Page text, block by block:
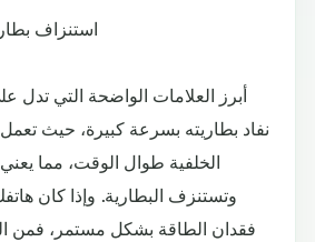
2- استنزاف
أبرز العلامات الواضحة التي تدل
نفاد بطاريته بسرعة كبيرة، حيث
الخلفية طوال الوقت، مما
وتستنزف البطارية. وإذا كان
فقدان الطاقة بشكل مستمر، فمن